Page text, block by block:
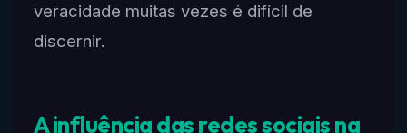
veracidade muitas vezes é difícil de
discernir.
A influência das redes sociais na